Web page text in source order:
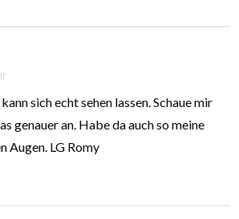
sich echt sehen lassen. Schaue mir
genauer an. Habe da auch so meine
Augen. LG Romy